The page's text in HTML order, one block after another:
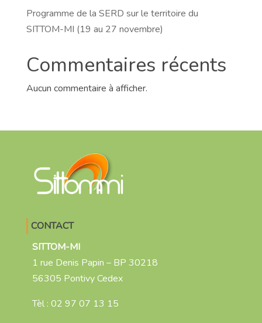
Programme de la SERD sur le territoire du
SITTOM-MI (19 au 27 novembre)
Commentaires récents
Aucun commentaire à afficher.
CONTACT
SITTOM-MI
1 rue Denis Papin – BP 30218
56305 Pontivy Cedex
Tèl : 02 97 07 13 15